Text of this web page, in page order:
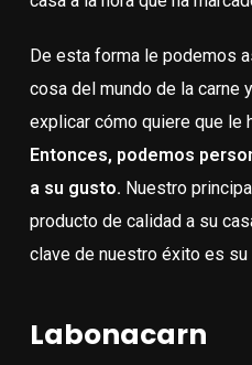
De esta forma le podemos
cosa del mundo de la carne
explicar cómo quiere que le
Entonces, podemos
a su gusto. Nuestro
producto de calidad a su
clave de nuestro éxito es
Labonacarn